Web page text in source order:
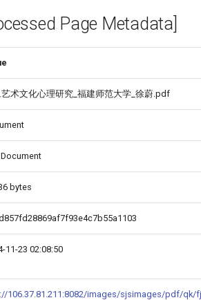
Page Metadata]
艺术文化心理研究_福建师范大学_徐蔚.pdf
Document
bytes
11-23 02:08:50
106.37.81.211:8082/images/sjsimages/pdf/qk/